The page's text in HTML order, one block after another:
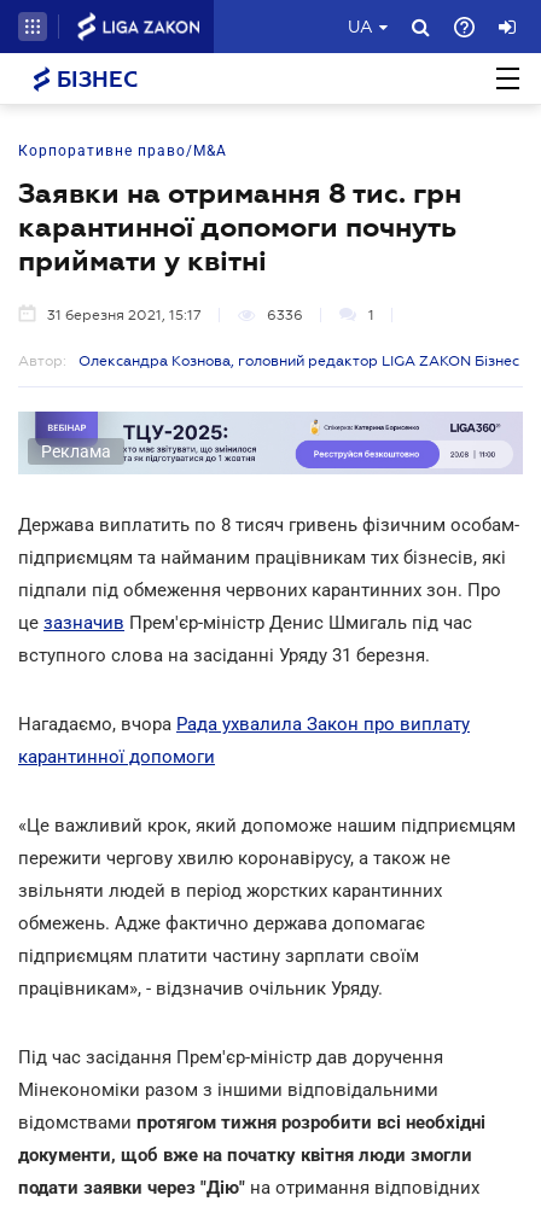
UA
БІЗНЕС
Корпоративне право/M&A
Заявки на отримання 8 тис. грн
карантинної допомоги почнуть
приймати у квітні
31 березня 2021, 15:17 6336 1
Автор: Олександра Кознова, головний редактор LIGA ZAKON Бізнес
Реклама
Держава виплатить по 8 тисяч гривень фізичним особам-
підприємцям та найманим працівникам тих бізнесів, які
підпали під обмеження червоних карантинних зон. Про
це зазначив Прем'єр-міністр Денис Шмигаль під час
вступного слова на засіданні Уряду 31 березня.
Нагадаємо, вчора Рада ухвалила Закон про виплату
карантинної допомоги
«Це важливий крок, який допоможе нашим підприємцям
пережити чергову хвилю коронавірусу, а також не
звільняти людей в період жорстких карантинних
обмежень. Адже фактично держава допомагає
підприємцям платити частину зарплати своїм
працівникам», - відзначив очільник Уряду.
Під час засідання Прем'єр-міністр дав доручення
Мінекономіки разом з іншими відповідальними
відомствами протягом тижня розробити всі необхідні
документи, щоб вже на початку квітня люди змогли
подати заявки через "Дію" на отримання відповідних